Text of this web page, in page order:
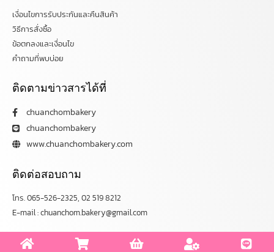
เงื่อนไขการรับประกันและคืนสินค้า
วิธีการสั่งซื้อ
ข้อตกลงและเงื่อนไข
คำถามที่พบบ่อย
ติดตามข่าวสารได้ที่
chuanchombakery
chuanchombakery
www.chuanchombakery.com
ติดต่อสอบถาม
โทร. 065-526-2325, 02 519 8212
E-mail : chuanchom.bakery@gmail.com
Copyright © 2012–2023 chuanchombakery.com All rights reserved.